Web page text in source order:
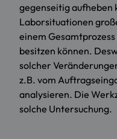
gegenseitig aufheben
Laborsituationen
einem
besitzen können.
solcher
z.B. vom
analysieren. Die
solche Untersuchung.